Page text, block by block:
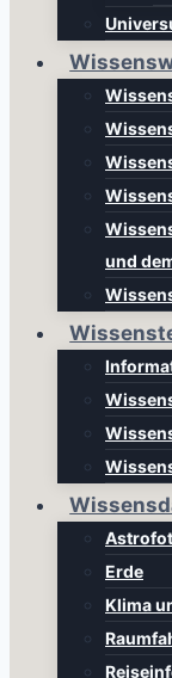
und
Erde
Klima